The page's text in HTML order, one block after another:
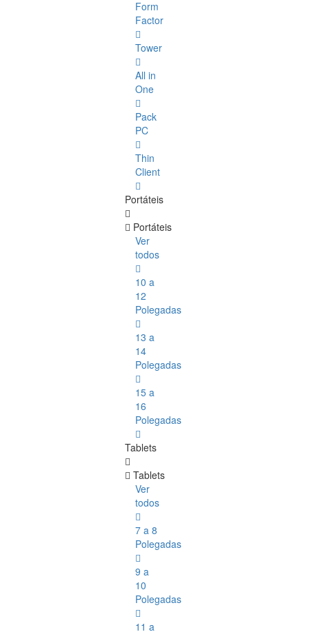
Form
Factor
Tower
All in
One
Pack
PC
Thin
Client
Portáteis
Portáteis
Ver
todos
10 a
12
Polegadas
13 a
14
Polegadas
15 a
16
Polegadas
Tablets
Tablets
Ver
todos
7 a 8
Polegadas
9 a
10
Polegadas
11 a